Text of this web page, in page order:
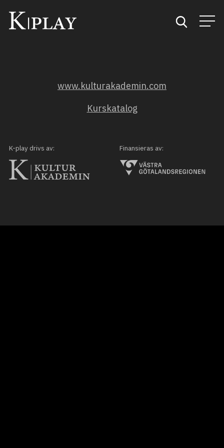
Kategorier
Mina favoriter
www.kulturakademin.com
Kurskatalog
K-play drivs av: Finansieras av: